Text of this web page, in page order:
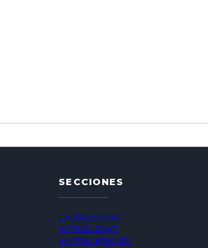
SECCIONES
ENTREVISTAS
ACTUALIDAD
ENTRETENCIÓN